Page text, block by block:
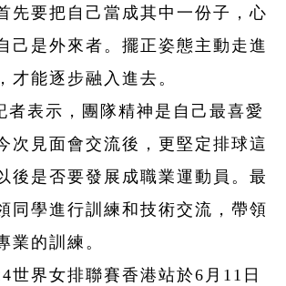
先要把自己當成其中一份子，心
己是外來者。擺正姿態主動走進
才能逐步融入進去。
者表示，團隊精神是自己最喜愛
次見面會交流後，更堅定排球這
後是否要發展成職業運動員。最
同學進行訓練和技術交流，帶領
業的訓練。
世界女排聯賽香港站於6月11日